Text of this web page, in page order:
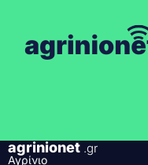
agrinionet .gr
Αγρίνιο